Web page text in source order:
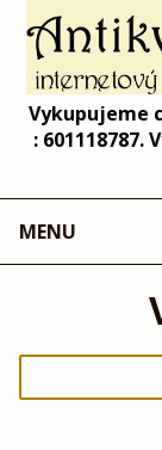
Vykupujeme
:
MENU